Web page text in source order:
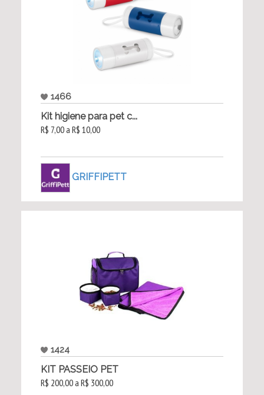
1466
Kit higiene para pet c...
R$ 7,00 a R$ 10,00
GRIFFIPETT
1424
KIT PASSEIO PET
R$ 200,00 a R$ 300,00